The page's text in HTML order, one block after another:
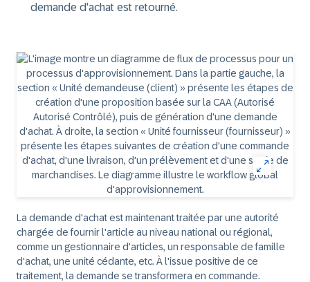
demande d'achat est retourné.
La demande d'achat est maintenant traitée par une autorité
chargée de fournir l'article au niveau national ou régional,
comme un gestionnaire d'articles, un responsable de famille
d'achat, une unité cédante, etc. À l'issue positive de ce
traitement, la demande se transformera en commande.